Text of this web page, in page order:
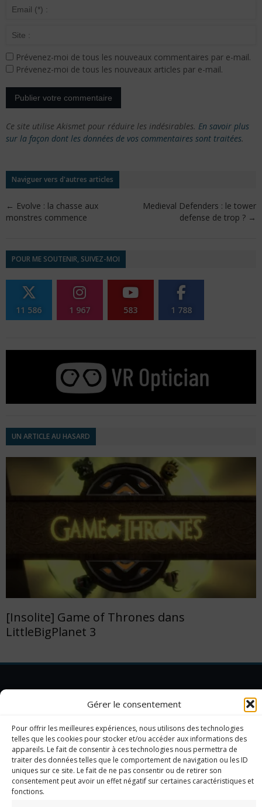
Gérer le consentement
Pour offrir les meilleures expériences, nous utilisons des technologies
telles que les cookies pour stocker et/ou accéder aux informations des
appareils. Le fait de consentir à ces technologies nous permettra de
traiter des données telles que le comportement de navigation ou les ID
uniques sur ce site. Le fait de ne pas consentir ou de retirer son
consentement peut avoir un effet négatif sur certaines caractéristiques et
fonctions.
Prévenez-moi de tous les nouveaux commentaires par e-mail.
Prévenez-moi de tous les nouveaux articles par e-mail.
Ce site utilise Akismet pour réduire les indésirables. En savoir plus
sur la façon dont les données de vos commentaires sont traitées.
Naviguer vers d'autres articles
← Evolve : la chasse aux
monstres commence
Medieval Defenders : le tower
defense de trop ? →
POUR ME SOUTENIR, SUIVEZ-MOI
11 586 1 967 583 1 788
UN ARTICLE AU HASARD
[Insolite] Game of Thrones dans
LittleBigPlanet 3
reproduction partielle ou complète sans autorisation préalable
Mentions légales
Qui suis-je ?
Me contacter